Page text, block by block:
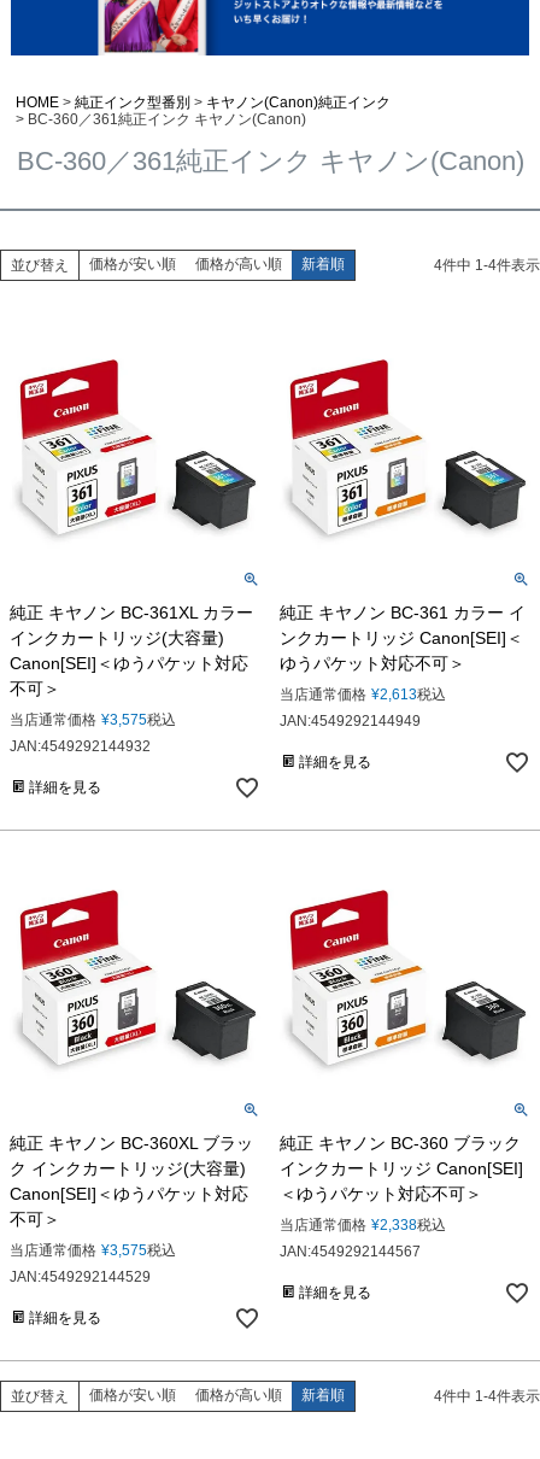
HOME 純正インク型番別
キヤノン(Canon)純正インク
BC-360／361純正インク キヤノン(Canon)
BC-360／361純正インク キヤノン(Canon)
並び替え 価格が安い順 価格が高い順 新着順 4件中 1-4件表示
純正 キヤノン BC-361XL カラー
インクカートリッジ(大容量)
Canon[SEI]＜ゆうパケット対応
不可＞
当店通常価格 ¥3,575税込
JAN:4549292144932
詳細を見る
純正 キヤノン BC-361 カラー イ
ンクカートリッジ Canon[SEI]＜
ゆうパケット対応不可＞
当店通常価格 ¥2,613税込
JAN:4549292144949
詳細を見る
純正 キヤノン BC-360XL ブラッ
ク インクカートリッジ(大容量)
Canon[SEI]＜ゆうパケット対応
不可＞
当店通常価格 ¥3,575税込
JAN:4549292144529
詳細を見る
純正 キヤノン BC-360 ブラック
インクカートリッジ Canon[SEI]
＜ゆうパケット対応不可＞
当店通常価格 ¥2,338税込
JAN:4549292144567
詳細を見る
並び替え 価格が安い順 価格が高い順 新着順 4件中 1-4件表示